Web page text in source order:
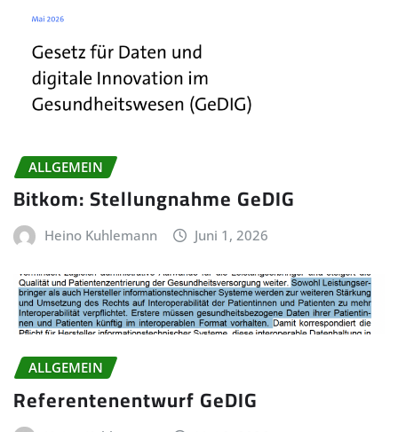
ALLGEMEIN
Bitkom: Stellungnahme GeDIG
Heino Kuhlemann Juni 1, 2026
ALLGEMEIN
Referentenentwurf GeDIG